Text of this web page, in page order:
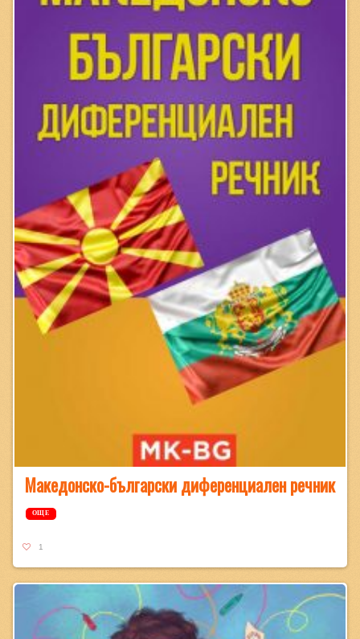
Македонско-български диференциален речник
ОЩЕ
1